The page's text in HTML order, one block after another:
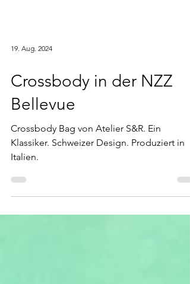
19. Aug. 2024
Crossbody in der NZZ
Bellevue
Crossbody Bag von Atelier S&R. Ein
Klassiker. Schweizer Design. Produziert in
Italien.